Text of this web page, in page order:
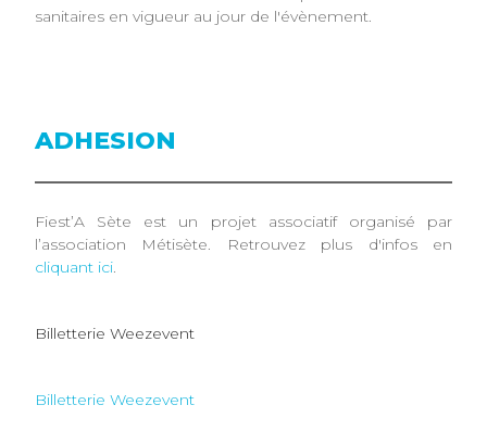
sanitaires en vigueur au jour de l'évènement.
ADHESION
Fiest’A Sète est un projet associatif organisé par
l’association Métisète. Retrouvez plus d'infos en
cliquant ici.
Billetterie Weezevent
Billetterie Weezevent